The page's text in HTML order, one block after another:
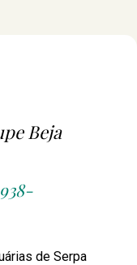
Beja
de Serpa